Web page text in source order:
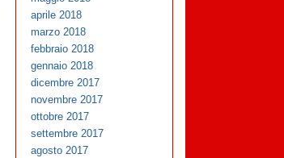
aprile 2018
marzo 2018
febbraio 2018
gennaio 2018
dicembre 2017
novembre 2017
ottobre 2017
settembre 2017
agosto 2017